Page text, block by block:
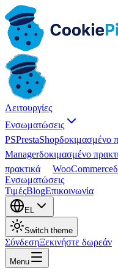
Λειτουργίες
Ενσωματώσεις
PSPrestaShopδοκιμασμένο
Managerδοκιμασμένο
πρακτικά
WooCommerce
Ενσωματώσεις
ΤιμέςBlogΕπικοινωνία
EL
Switch theme
ΣύνδεσηΞεκινήστε δωρεάν
Menu